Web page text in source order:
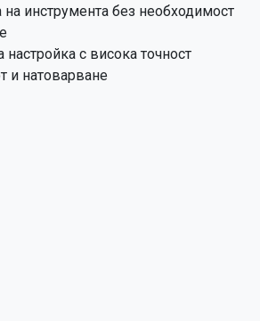
инструмента без необходимост
настройка с висока точност
и натоварване